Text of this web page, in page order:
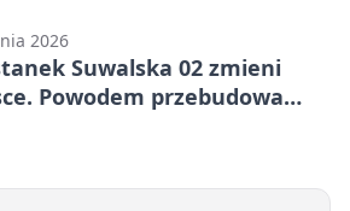
2026
Suwalska 02 zmieni
Powodem przebudowa